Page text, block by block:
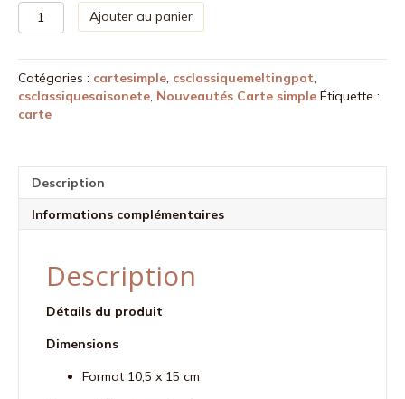
quantité
de
Les
fleurs
jaunes
et
Ajouter au panier
Catégories : cartesimple, csclassiquemeltingpot,
csclassiquesaisonete, Nouveautés Carte simple Étiquette :
carte
Description
Informations complémentaires
Description
Détails du produit
Dimensions
Format 10,5 x 15 cm